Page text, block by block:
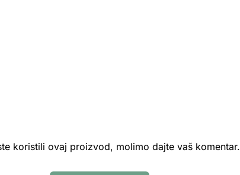
koristili ovaj proizvod, molimo dajte vaš komentar.